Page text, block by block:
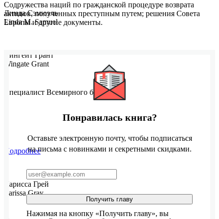
Содружества наций по гражданской процедуре возврата
активов, полученных преступным путем; решения Совета
Европы и другие документы.
Линда Сэмюэль
Linda M. Samuel
Вингейт Грант
Wingate Grant
Специалист Всемирного банка.
Подробнее
Ларисса Грей
Larissa Gray
Понравилась книга?
Оставьте электронную почту, чтобы подписаться
на письма с новинками и секретными скидками.
Получить главу
Нажимая на кнопку «Получить главу», вы